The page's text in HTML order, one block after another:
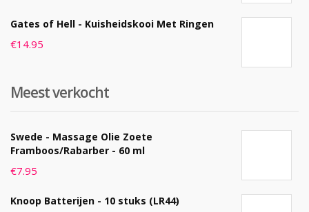
Gates of Hell - Kuisheidskooi Met Ringen
€14.95
Meest verkocht
Swede - Massage Olie Zoete
Framboos/Rabarber - 60 ml
€7.95
Knoop Batterijen - 10 stuks (LR44)